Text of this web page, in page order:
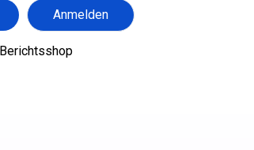
Anmelden
Berichtsshop